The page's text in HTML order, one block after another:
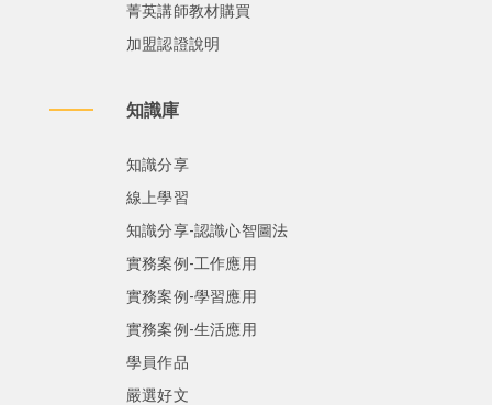
菁英講師教材購買
加盟認證說明
知識庫
知識分享
線上學習
知識分享-認識心智圖法
實務案例-工作應用
實務案例-學習應用
實務案例-生活應用
學員作品
嚴選好文